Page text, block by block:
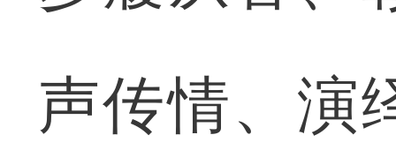
声传情、演